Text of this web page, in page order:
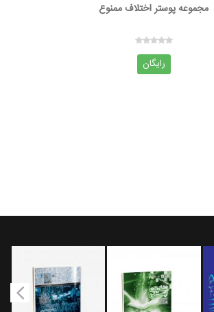
مجموعه پوستر اختلاف ممنوع
رایگان